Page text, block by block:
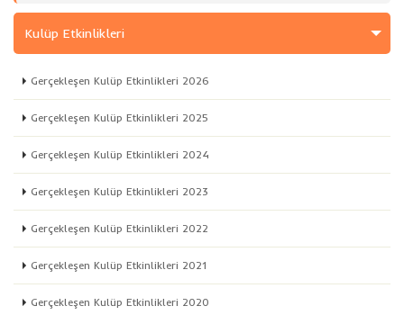
Kulüp Etkinlikleri
Gerçekleşen Kulüp Etkinlikleri 2026
Gerçekleşen Kulüp Etkinlikleri 2025
Gerçekleşen Kulüp Etkinlikleri 2024
Gerçekleşen Kulüp Etkinlikleri 2023
Gerçekleşen Kulüp Etkinlikleri 2022
Gerçekleşen Kulüp Etkinlikleri 2021
Gerçekleşen Kulüp Etkinlikleri 2020